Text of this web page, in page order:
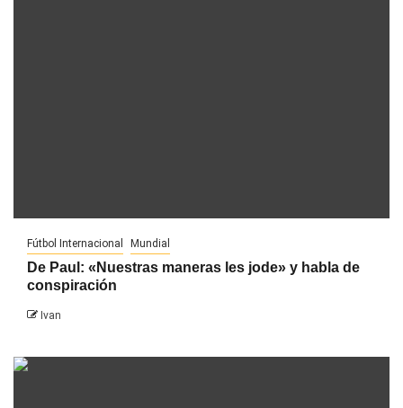
Fútbol Internacional Mundial
De Paul: «Nuestras maneras les jode» y habla de
conspiración
Ivan